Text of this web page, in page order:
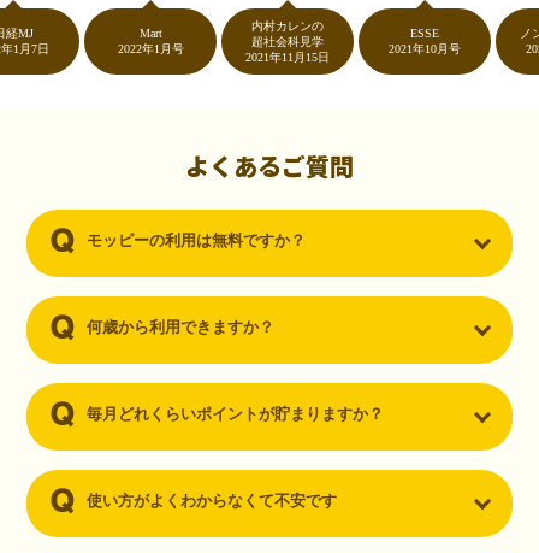
ントが貯まるなんて…もっと早く教えてほしかった～！貯まったポイ
ントはギフト券に交換して、プチ贅沢を楽しんでます♪
（30代・男性）
ーを知りました。クレジットカードを発行するだけでポイントが貯ま
るならと無料登録して、クレジットカードの発行やアプリダウンロー
日
2022年1月号
内村カレンの
超社会科見学
2021年11月15日
2021年10月号
ノンス
2020年
よくあるご質問
モッピーの利用は無料ですか？
何歳から利用できますか？
毎月どれくらいポイントが貯まりますか？
使い方がよくわからなくて不安です